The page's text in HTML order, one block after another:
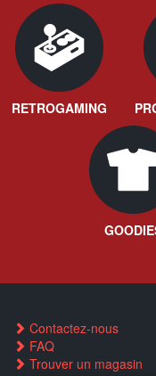
RETROGAMING
Contactez-nous
FAQ
Trouver un magasin